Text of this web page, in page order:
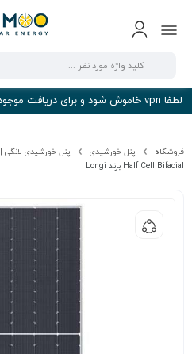
لطفا vpn خاموش شود و برای دریافت موجودی و قیمت به روز با ما ارتباط بگیرید
فروشگاه پنل خورشیدی پنل خورشیدی لانگی | Longi
Half Cell Bifacial برند Longi